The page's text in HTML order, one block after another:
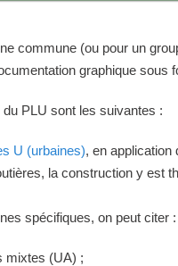
commune (ou pour un
graphique sous
PLU sont les suivantes :
U (urbaines), en application
la construction y est
spécifiques, on peut citer :
mixtes (UA) ;